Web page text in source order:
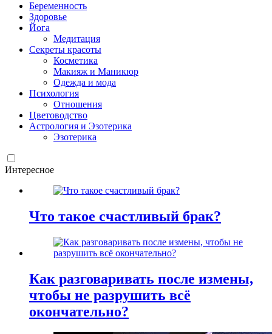
Беременность
Здоровье
Йога
Медитация
Секреты красоты
Косметика
Макияж и Маникюр
Одежда и мода
Психология
Отношения
Цветоводство
Астрология и Эзотерика
Эзотерика
Интересное
Что такое счастливый брак?
Как разговаривать после измены,
чтобы не разрушить всё
окончательно?